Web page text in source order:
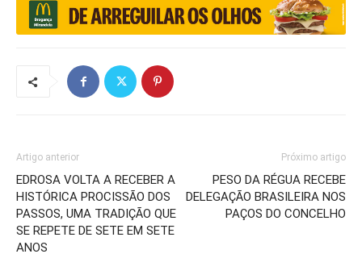
Artigo anterior
EDROSA VOLTA A RECEBER A
HISTÓRICA PROCISSÃO DOS
PASSOS, UMA TRADIÇÃO QUE
SE REPETE DE SETE EM SETE
ANOS
Próximo artigo
PESO DA RÉGUA RECEBE
DELEGAÇÃO BRASILEIRA NOS
PAÇOS DO CONCELHO